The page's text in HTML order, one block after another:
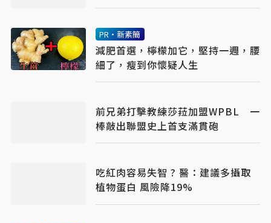
PR・新素簡
減肥首選，檸檬加它，堅持一週，腰
細了，瘦到你懷疑人生
前兄弟打擊教練莎菈加盟WPBL 一
棒敲出聯盟史上首支滿貫砲
吃紅肉容易失智 ? 醫：建議多攝取
植物蛋白 風險降19%